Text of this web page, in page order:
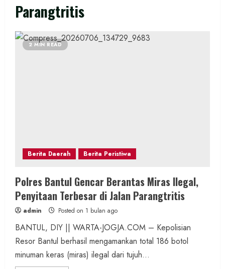
Parangtritis
2 MIN READ
Berita Daerah Berita Peristiwa
Polres Bantul Gencar Berantas Miras Ilegal,
Penyitaan Terbesar di Jalan Parangtritis
admin Posted on 1 bulan ago
BANTUL, DIY || WARTA-JOGJA.COM – Kepolisian
Resor Bantul berhasil mengamankan total 186 botol
minuman keras (miras) ilegal dari tujuh...